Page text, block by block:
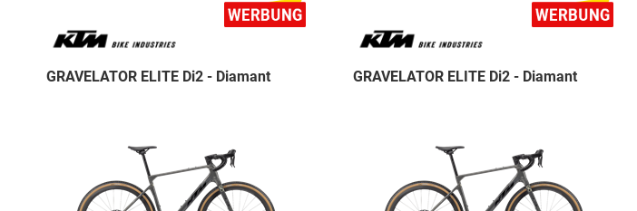
GRAVELATOR ELITE Di2 - Diamant GRAVELATOR ELITE Di2 - Diamant